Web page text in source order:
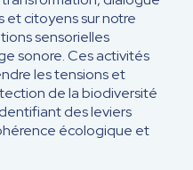
et citoyens sur notre
sensorielles
sonore. Ces activités
les tensions et
de la biodiversité
des leviers
écologique et